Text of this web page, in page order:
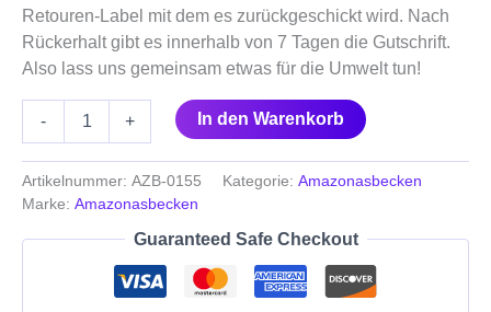
Retouren-Label mit dem es zurückgeschickt wird. Nach
Rückerhalt gibt es innerhalb von 7 Tagen die Gutschrift.
Also lass uns gemeinsam etwas für die Umwelt tun!
- + In den Warenkorb
Artikelnummer: AZB-0155 Kategorie: Amazonasbecken
Marke: Amazonasbecken
Guaranteed Safe Checkout